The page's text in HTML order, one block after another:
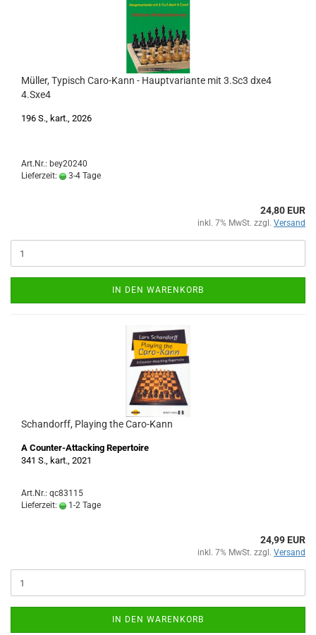
Müller, Typisch Caro-Kann - Hauptvariante mit 3.Sc3 dxe4
4.Sxe4
196 S., kart., 2026
Art.Nr.: bey20240
Lieferzeit:
3-4 Tage
24,80 EUR
inkl. 7% MwSt. zzgl. Versand
IN DEN WARENKORB
Schandorff, Playing the Caro-Kann
A Counter-Attacking Repertoire
341 S., kart., 2021
Art.Nr.: qc83115
Lieferzeit:
1-2 Tage
24,99 EUR
inkl. 7% MwSt. zzgl. Versand
IN DEN WARENKORB